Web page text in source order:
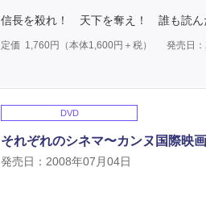
信長を殺れ！ 天下を奪え！ 誰も読ん
定価 1,760円（本体1,600円＋税） 発売日
DVD
それぞれのシネマ〜カンヌ国際映
発売日：2008年07月04日